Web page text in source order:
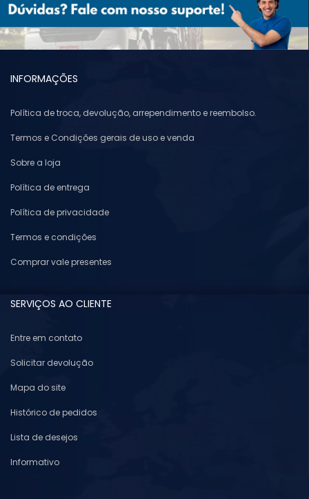
INFORMAÇÕES
Política de troca, devolução, arrependimento e reembolso.
Termos e Condições gerais de uso e venda
Sobre a loja
Política de entrega
Política de privacidade
Termos e condições
Comprar vale presentes
SERVIÇOS AO CLIENTE
Entre em contato
Solicitar devolução
Mapa do site
Histórico de pedidos
Lista de desejos
Informativo